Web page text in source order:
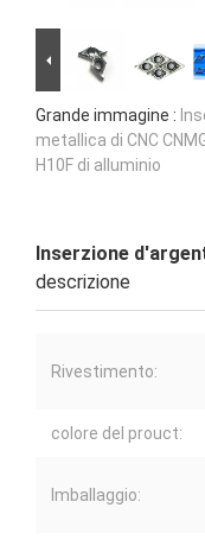
Grande immagine :
metallica di CNC
H10F di alluminio
Inserzione
descrizione
Rivestimento:
colore del prouct:
Imballaggio: